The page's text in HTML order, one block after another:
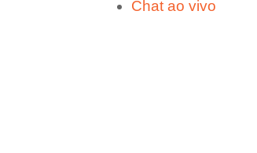
Chat ao vivo